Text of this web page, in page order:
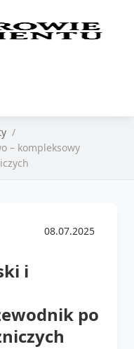
– kompleksowy
08.07.2025
i
po